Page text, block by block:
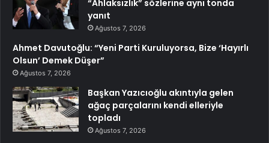
“Ahlaksızlık” sözlerine aynı tonda
yanıt
Ağustos 7, 2026
Ahmet Davutoğlu: “Yeni Parti Kuruluyorsa, Bize ‘Hayırlı
Olsun’ Demek Düşer”
Ağustos 7, 2026
Başkan Yazıcıoğlu akıntıyla gelen
ağaç parçalarını kendi elleriyle
topladı
Ağustos 7, 2026